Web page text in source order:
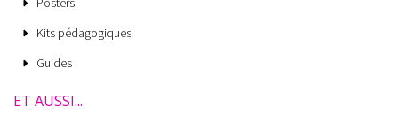
Kits pédagogiques
Guides
ET AUSSI...